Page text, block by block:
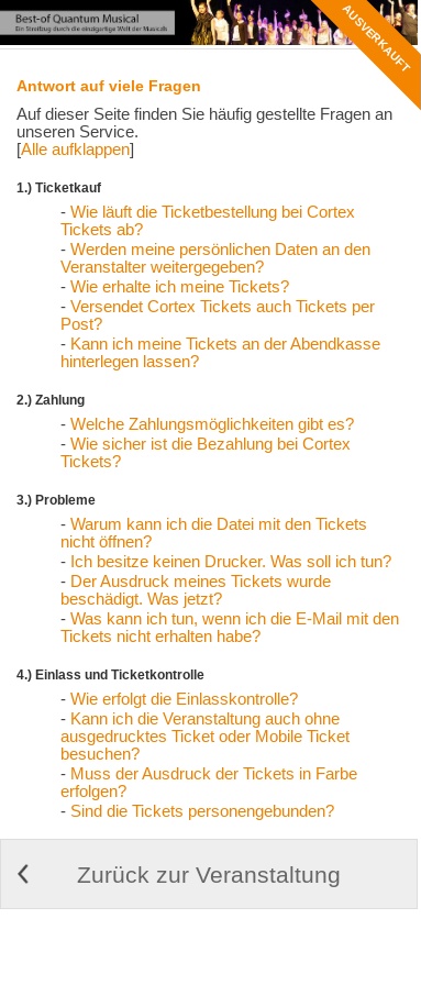
AUSVERKAUFT
Antwort auf viele Fragen
Auf dieser Seite finden Sie häufig gestellte Fragen an
unseren Service.
[Alle aufklappen]
1.) Ticketkauf
- Wie läuft die Ticketbestellung bei Cortex
Tickets ab?
- Werden meine persönlichen Daten an den
Veranstalter weitergegeben?
- Wie erhalte ich meine Tickets?
- Versendet Cortex Tickets auch Tickets per
Post?
- Kann ich meine Tickets an der Abendkasse
hinterlegen lassen?
2.) Zahlung
- Welche Zahlungsmöglichkeiten gibt es?
- Wie sicher ist die Bezahlung bei Cortex
Tickets?
3.) Probleme
- Warum kann ich die Datei mit den Tickets
nicht öffnen?
- Ich besitze keinen Drucker. Was soll ich tun?
- Der Ausdruck meines Tickets wurde
beschädigt. Was jetzt?
- Was kann ich tun, wenn ich die E-Mail mit den
Tickets nicht erhalten habe?
4.) Einlass und Ticketkontrolle
- Wie erfolgt die Einlasskontrolle?
- Kann ich die Veranstaltung auch ohne
ausgedrucktes Ticket oder Mobile Ticket
besuchen?
- Muss der Ausdruck der Tickets in Farbe
erfolgen?
- Sind die Tickets personengebunden?
Zurück zur Veranstaltung